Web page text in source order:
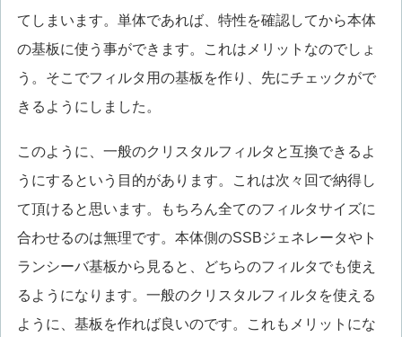
てしまいます。単体であれば、特性を確認してから本体
の基板に使う事ができます。これはメリットなのでしょ
う。そこでフィルタ用の基板を作り、先にチェックがで
きるようにしました。
このように、一般のクリスタルフィルタと互換できるよ
うにするという目的があります。これは次々回で納得し
て頂けると思います。もちろん全てのフィルタサイズに
合わせるのは無理です。本体側のSSBジェネレータやト
ランシーバ基板から見ると、どちらのフィルタでも使え
るようになります。一般のクリスタルフィルタを使える
ように、基板を作れば良いのです。これもメリットにな